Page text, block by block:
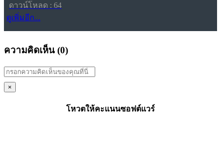
ดาวน์โหลด : 64
ดูเพิ่มอีก...
ความคิดเห็น (0)
×
โหวตให้คะแนนซอฟต์แวร์